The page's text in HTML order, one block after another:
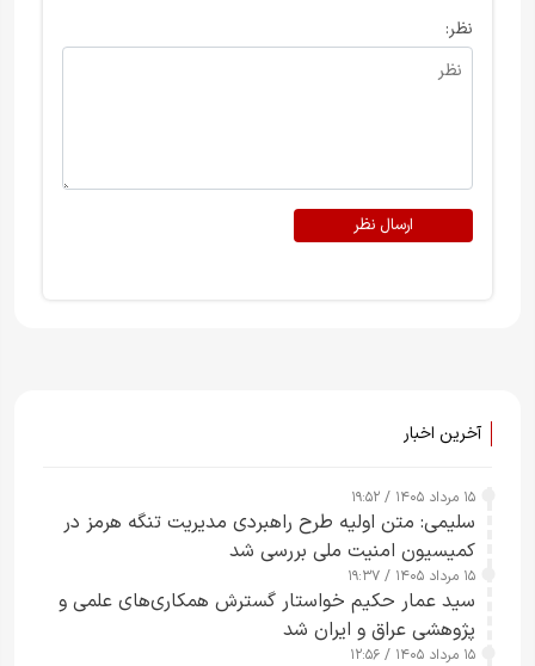
نظر:
ارسال نظر
آخرین اخبار
۱۵ مرداد ۱۴۰۵ / ۱۹:۵۲
سلیمی: متن اولیه طرح راهبردی مدیریت تنگه هرمز در
کمیسیون امنیت ملی بررسی شد
۱۵ مرداد ۱۴۰۵ / ۱۹:۳۷
سید عمار حکیم خواستار گسترش همکاری‌های علمی و
پژوهشی عراق و ایران شد
۱۵ مرداد ۱۴۰۵ / ۱۲:۵۶